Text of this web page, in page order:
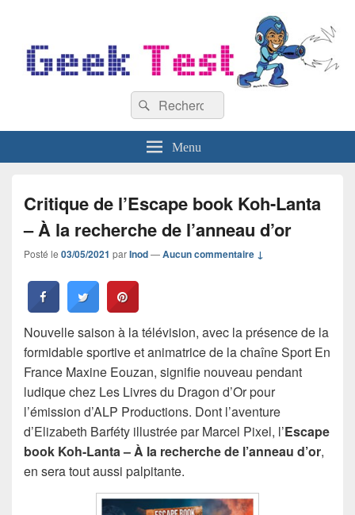
Recherche :
Rechercher
Menu
Critique de l’Escape book Koh-Lanta
– À la recherche de l’anneau d’or
Posté le 03/05/2021 parInod—Aucun commentaire ↓
Nouvelle saison à la télévision, avec la présence de la
formidable sportive et animatrice de la chaîne Sport En
France Maxine Eouzan, signifie nouveau pendant
ludique chez Les Livres du Dragon d’Or pour
l’émission d’ALP Productions. Dont l’aventure
d’Elizabeth Barféty illustrée par Marcel Pixel, l’Escape
book Koh-Lanta – À la recherche de l’anneau d’or,
en sera tout aussi palpitante.